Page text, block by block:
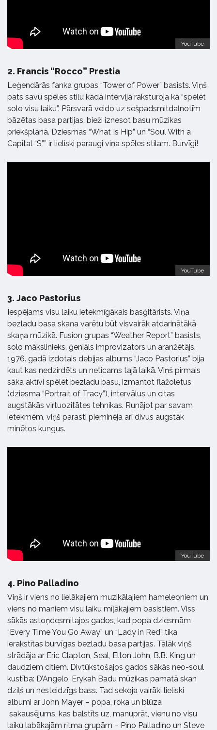
YouTube
2. Francis “Rocco” Prestia
Leģendārās fanka grupas “Tower of Power” basists. Viņš
pats savu spēles stilu kādā intervijā raksturoja kā “spēlēt
solo visu laiku”. Pārsvarā veido uz sešpadsmitdaļnotīm
bāzētas basa partijas, bieži iznesot basu mūzikas
priekšplānā. Dziesmas “What Is Hip” un “Soul With a
Capital “S”” ir lieliski paraugi viņa spēles stilam. Burvīgi!
YouTube
3. Jaco Pastorius
Iespējams visu laiku ietekmīgākais basģitārists. Viņa
bezladu basa skaņa varētu būt visvairāk atdarinātākā
skaņa mūzikā. Fusion grupas “Weather Report” basists,
solo mākslinieks, ģeniāls improvizators un aranžētājs.
1976. gadā izdotais debijas albums “Jaco Pastorius” bija
kaut kas nedzirdēts un neticams tajā laikā. Viņš pirmais
sāka aktīvi spēlēt bezladu basu, izmantot flažoletus
(dziesma “Portrait of Tracy”), intervālus un citas
augstākās virtuozitātes tehnikas. Runājot par savam
ietekmēm, viņš parasti pieminēja arī divus augstāk
minētos kungus.
YouTube
4. Pino Palladino
Viņš ir viens no lielākajiem muzikālajiem hameleoniem un
viens no maniem visu laiku mīļākajiem basistiem. Viss
sākās astoņdesmitajos gados, kad popa dziesmām
“Every Time You Go Away” un “Lady in Red” tika
ierakstītas burvīgas bezladu basa partijas. Tālāk viņš
strādāja ar Eric Clapton, Seal, Elton John, B.B. King un
daudziem citiem. Divtūkstošajos gados sākās neo-soul
kustība: D’Angelo, Erykah Badu mūzikas pamatā skan
dziļš un nesteidzīgs bass. Tad sekoja vairāki lieliski
albumi ar John Mayer – popa, roka un blūza
sakausējums, kas balstīts uz, manuprāt, vienu no visu
laiku labākajām ritma grupām – Pino Palladino un Steve